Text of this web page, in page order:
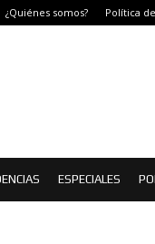
¿Quiénes somos? Política
ESPECIALES